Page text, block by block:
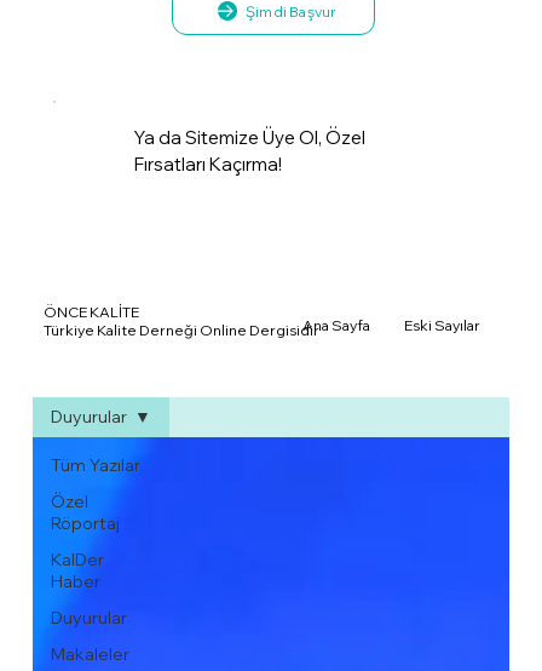
Tüm Yazılar
Özel
Röportaj
KalDer
Haber
Duyurular
Makaleler
Duyurular
ÖNCE KALİTE
Türkiye Kalite Derneği Online DergisidirAna Sayfa Eski Sayılar
Şimdi Başvur
Ya da Sitemize Üye Ol, Özel
Fırsatları Kaçırma!